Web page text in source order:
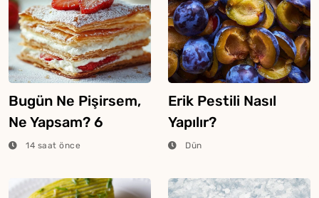
Bugün Ne Pişirsem,
Ne Yapsam? 6
Ağustos 2026
14 saat önce
Erik Pestili Nasıl
Yapılır?
Dün